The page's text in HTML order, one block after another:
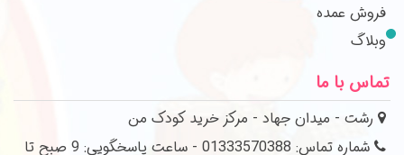
فروش عمده
وبلاگ
تماس با ما
رشت - میدان جهاد - مرکز خرید کودک من
شماره تماس: 01333570388 - ساعت پاسخگویی: 9 صبح تا